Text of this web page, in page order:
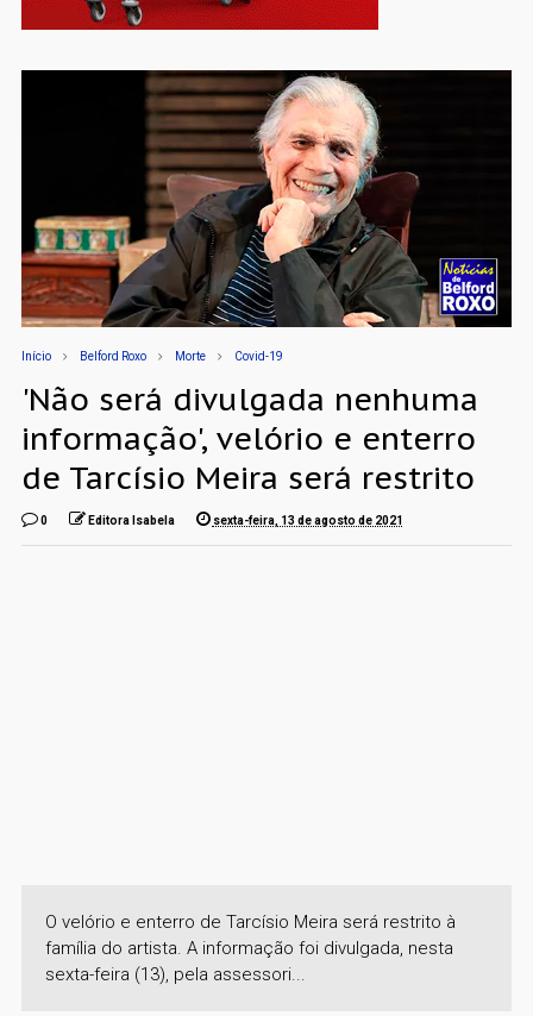
Início Belford Roxo Morte Covid-19
'Não será divulgada nenhuma
informação', velório e enterro
de Tarcísio Meira será restrito
0 Editora Isabela sexta-feira, 13 de agosto de 2021
O velório e enterro de Tarcísio Meira será restrito à
família do artista. A informação foi divulgada, nesta
sexta-feira (13), pela assessori...